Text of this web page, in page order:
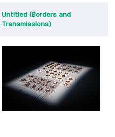
Untitled (Borders and
Transmissions)